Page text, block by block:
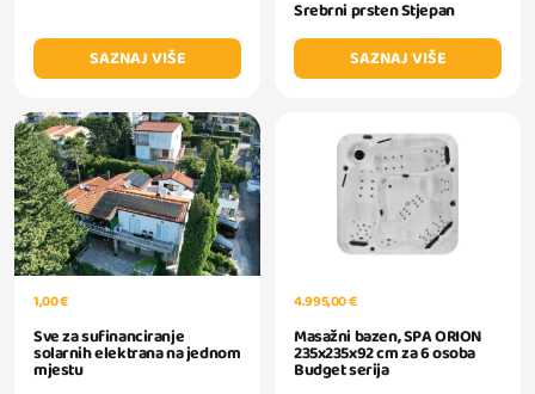
SAZNAJ VIŠE
Srebrni prsten Stjepan
SAZNAJ VIŠE
1,00 €
Sve za sufinanciranje
solarnih elektrana na jednom
mjestu
4.995,00 €
Masažni bazen, SPA ORION
235x235x92 cm za 6 osoba
Budget serija